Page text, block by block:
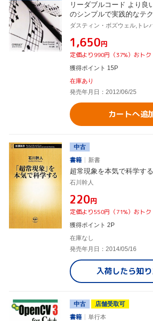
リーダブルコード より良
のシンプルで実践的なテ
¥1,650円
定価より990円（37%）おトク
獲得ポイント 15P
在庫あり
発売年月日：2012/06/25
カートへ追
中古
書籍
新書
超常現象を本気で科学す
石川幹人
¥220円
定価より550円（71%）おトク
獲得ポイント 2P
在庫なし
発売年月日：2014/05/16
入荷したら知
中古
店舗受取可
書籍
単行本